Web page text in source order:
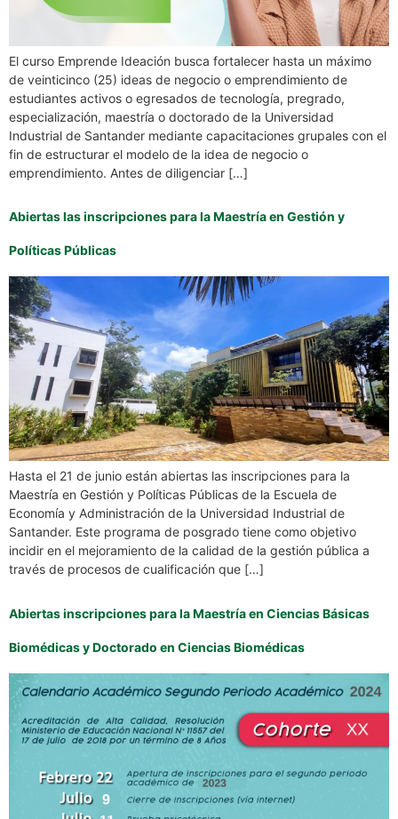
El curso Emprende Ideación busca fortalecer hasta un máximo
de veinticinco (25) ideas de negocio o emprendimiento de
estudiantes activos o egresados de tecnología, pregrado,
especialización, maestría o doctorado de la Universidad
Industrial de Santander mediante capacitaciones grupales con el
fin de estructurar el modelo de la idea de negocio o
emprendimiento. Antes de diligenciar […]
Abiertas las inscripciones para la Maestría en Gestión y
Políticas Públicas
Hasta el 21 de junio están abiertas las inscripciones para la
Maestría en Gestión y Políticas Públicas de la Escuela de
Economía y Administración de la Universidad Industrial de
Santander. Este programa de posgrado tiene como objetivo
incidir en el mejoramiento de la calidad de la gestión pública a
través de procesos de cualificación que […]
Abiertas inscripciones para la Maestría en Ciencias Básicas
Biomédicas y Doctorado en Ciencias Biomédicas